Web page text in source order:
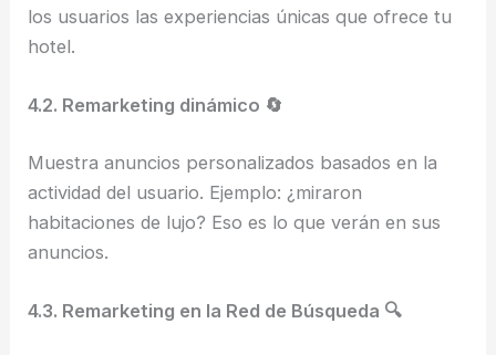
los usuarios las experiencias únicas que ofrece tu
hotel.
4.2. Remarketing dinámico 🔄
Muestra anuncios personalizados basados en la
actividad del usuario. Ejemplo: ¿miraron
habitaciones de lujo? Eso es lo que verán en sus
anuncios.
4.3. Remarketing en la Red de Búsqueda 🔍